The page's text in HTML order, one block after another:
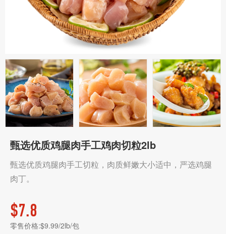
甄选优质鸡腿肉手工鸡肉切粒2lb
甄选优质鸡腿肉手工切粒，肉质鲜嫩大小适中，严选鸡腿
肉丁。
$7.8
零售价格:$9.99/2lb/包